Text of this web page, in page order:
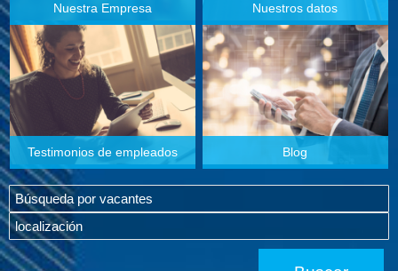
Nuestra Empresa Nuestros datos
Testimonios de empleados Blog